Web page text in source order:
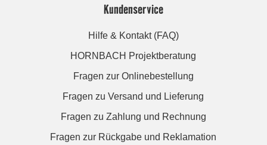
Kundenservice
Hilfe & Kontakt (FAQ)
HORNBACH Projektberatung
Fragen zur Onlinebestellung
Fragen zu Versand und Lieferung
Fragen zu Zahlung und Rechnung
Fragen zur Rückgabe und Reklamation